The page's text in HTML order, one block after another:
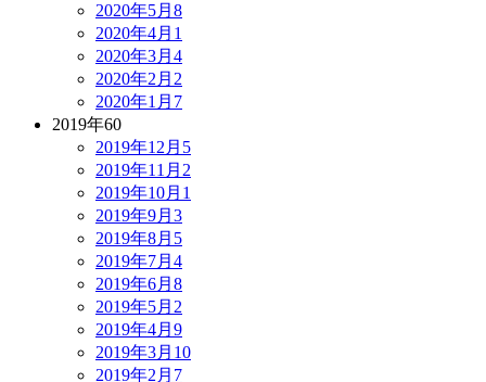
2020年5月 8
2020年4月 1
2020年3月 4
2020年2月 2
2020年1月 7
2019年60
2019年12月 5
2019年11月 2
2019年10月 1
2019年9月 3
2019年8月 5
2019年7月 4
2019年6月 8
2019年5月 2
2019年4月 9
2019年3月 10
2019年2月 7